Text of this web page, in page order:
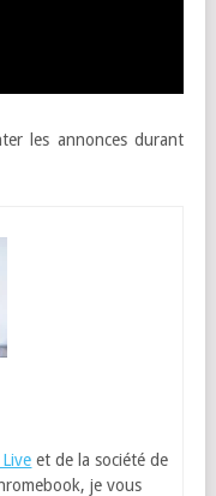
les annonces durant
et de la société de
je vous